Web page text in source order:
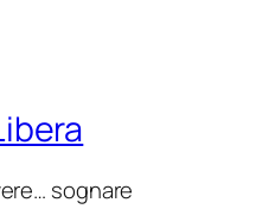
sognare